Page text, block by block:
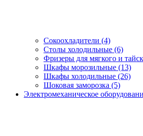
Сокоохладители (4)
Столы холодильные (6)
Фризеры для мягкого и
Шкафы морозильные (13)
Шкафы холодильные (26)
Шоковая заморозка (5)
Электромеханическое